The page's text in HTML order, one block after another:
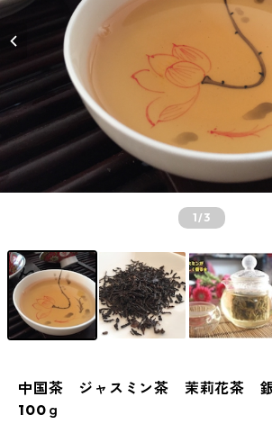
1/3
中国茶 ジャスミン茶 茉莉花茶
100ｇ